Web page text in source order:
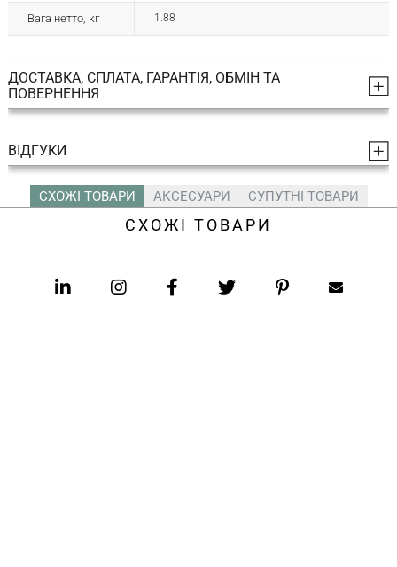
Вага нетто, кг 1.88
ДОСТАВКА, СПЛАТА, ГАРАНТІЯ, ОБМІН ТА
ПОВЕРНЕННЯ
ВІДГУКИ
СХОЖІ ТОВАРИ АКСЕСУАРИ СУПУТНІ ТОВАРИ
СХОЖІ ТОВАРИ